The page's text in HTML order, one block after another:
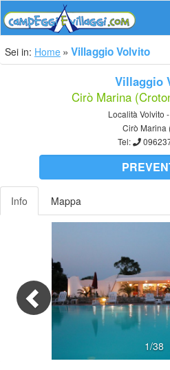
Sei in: Home Villaggio Volvito
Villaggio
Cirò Marina
Località Volvito
Cirò Marina
Tel:
Info Mappa
1/38